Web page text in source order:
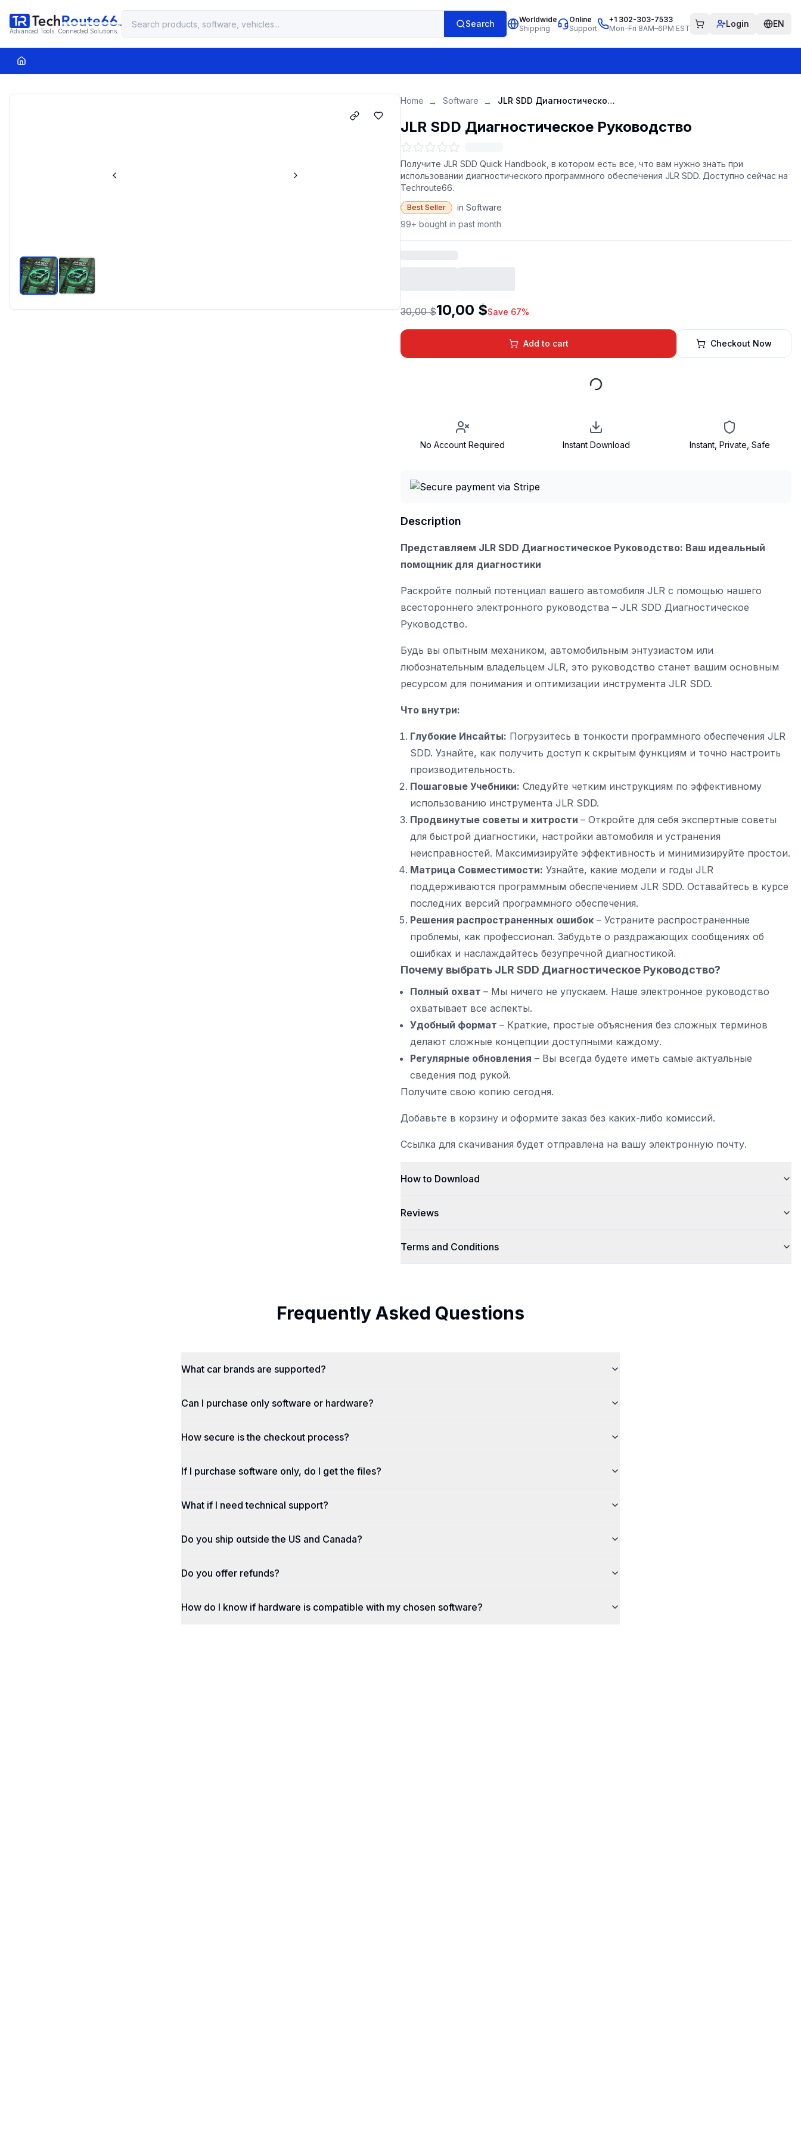
Advanced Tools. Connected Solutions.
Search
Worldwide
Shipping
Online
Support
+1 302-303-7533
Mon–Fri 8AM–6PM EST
Login EN
Home → Software → JLR SDD Диагностическое Руководство
JLR SDD Диагностическое Руководство
Получите JLR SDD Quick Handbook, в котором есть все, что вам нужно знать при
использовании диагностического программного обеспечения JLR SDD. Доступно сейчас на
Techroute66.
Best Seller
in Software
99+ bought in past month
30,00 $10,00 $Save 67%
Add to cart Checkout Now
No Account Required Instant Download Instant, Private, Safe
Description
Представляем JLR SDD Диагностическое Руководство: Ваш идеальный
помощник для диагностики
Раскройте полный потенциал вашего автомобиля JLR с помощью нашего
всестороннего электронного руководства – JLR SDD Диагностическое
Руководство.
Будь вы опытным механиком, автомобильным энтузиастом или
любознательным владельцем JLR, это руководство станет вашим основным
ресурсом для понимания и оптимизации инструмента JLR SDD.
Что внутри:
Глубокие Инсайты: Погрузитесь в тонкости программного обеспечения JLR
SDD. Узнайте, как получить доступ к скрытым функциям и точно настроить
производительность.
Пошаговые Учебники: Следуйте четким инструкциям по эффективному
использованию инструмента JLR SDD.
Продвинутые советы и хитрости – Откройте для себя экспертные советы
для быстрой диагностики, настройки автомобиля и устранения
неисправностей. Максимизируйте эффективность и минимизируйте простои.
Матрица Совместимости: Узнайте, какие модели и годы JLR
поддерживаются программным обеспечением JLR SDD. Оставайтесь в курсе
последних версий программного обеспечения.
Решения распространенных ошибок – Устраните распространенные
проблемы, как профессионал. Забудьте о раздражающих сообщениях об
ошибках и наслаждайтесь безупречной диагностикой.
Почему выбрать JLR SDD Диагностическое Руководство?
Полный охват – Мы ничего не упускаем. Наше электронное руководство
охватывает все аспекты.
Удобный формат – Краткие, простые объяснения без сложных терминов
делают сложные концепции доступными каждому.
Регулярные обновления – Вы всегда будете иметь самые актуальные
сведения под рукой.
Получите свою копию сегодня.
Добавьте в корзину и оформите заказ без каких-либо комиссий.
Ссылка для скачивания будет отправлена на вашу электронную почту.
How to Download
Reviews
Terms and Conditions
Frequently Asked Questions
What car brands are supported?
Can I purchase only software or hardware?
How secure is the checkout process?
If I purchase software only, do I get the files?
What if I need technical support?
Do you ship outside the US and Canada?
Do you offer refunds?
How do I know if hardware is compatible with my chosen software?